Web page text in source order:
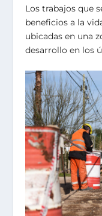
Los trabajos que
beneficios a la
ubicadas en una
desarrollo en los